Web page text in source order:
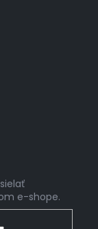
e-shope.